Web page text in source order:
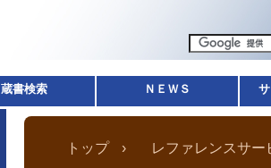
トップ
レファレンスサー
蔵書検索 ＮＥＷＳ